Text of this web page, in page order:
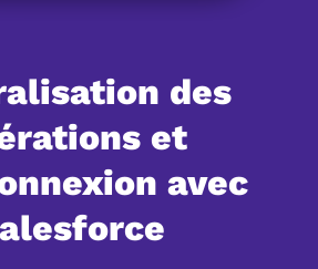
des
et
avec